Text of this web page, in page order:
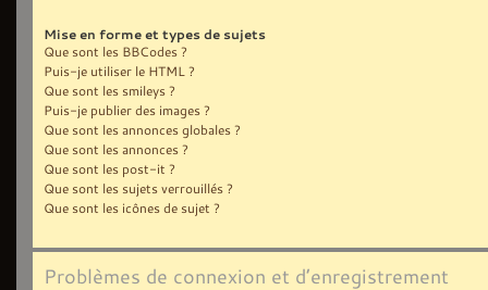
Mise en forme et types de sujets
Que sont les BBCodes ?
Puis-je utiliser le HTML ?
Que sont les smileys ?
Puis-je publier des images ?
Que sont les annonces globales ?
Que sont les annonces ?
Que sont les post-it ?
Que sont les sujets verrouillés ?
Que sont les icônes de sujet ?
Problèmes de connexion et d’enregistrement